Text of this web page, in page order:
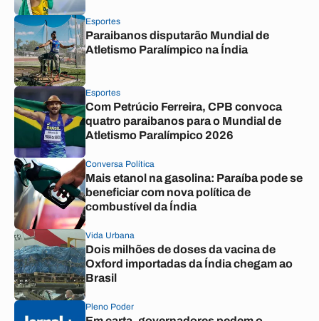
Esportes
Paraibanos disputarão Mundial de
Atletismo Paralímpico na Índia
Esportes
Com Petrúcio Ferreira, CPB convoca
quatro paraibanos para o Mundial de
Atletismo Paralímpico 2026
Conversa Política
Mais etanol na gasolina: Paraíba pode se
beneficiar com nova política de
combustível da Índia
Vida Urbana
Dois milhões de doses da vacina de
Oxford importadas da Índia chegam ao
Brasil
Pleno Poder